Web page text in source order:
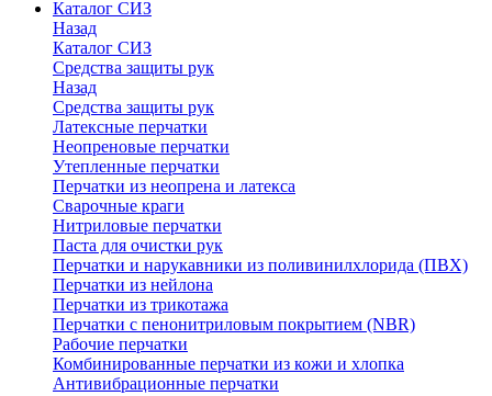
Каталог СИЗ
Назад
Каталог СИЗ
Средства защиты рук
Назад
Средства защиты рук
Латексные перчатки
Неопреновые перчатки
Утепленные перчатки
Перчатки из неопрена и латекса
Сварочные краги
Нитриловые перчатки
Паста для очистки рук
Перчатки и нарукавники из поливинилхлорида (ПВХ)
Перчатки из нейлона
Перчатки из трикотажа
Перчатки с пенонитриловым покрытием (NBR)
Рабочие перчатки
Комбинированные перчатки из кожи и хлопка
Антивибрационные перчатки